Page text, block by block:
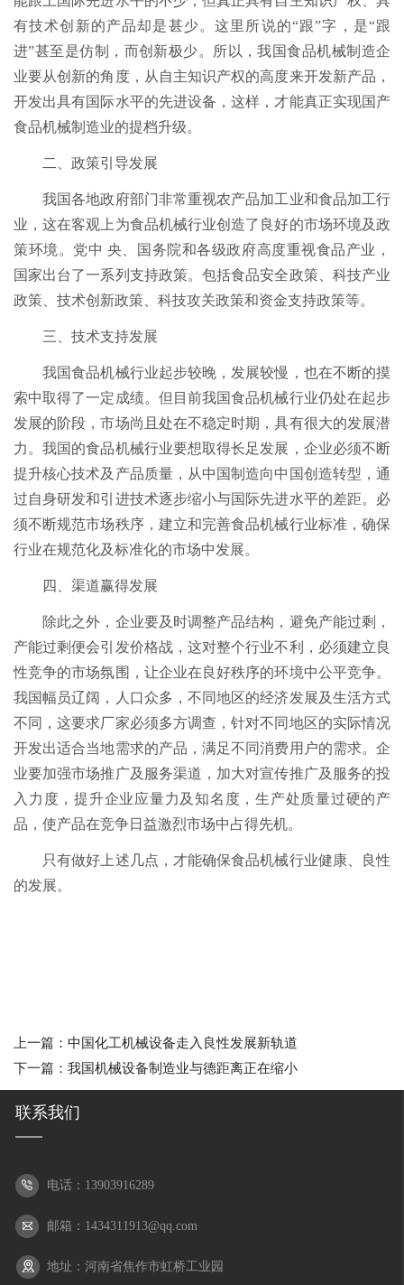
有技术创新的产品却是甚少。这里所说的“跟”字，是“跟
进”甚至是仿制，而创新极少。所以，我国食品机械制造企
业要从创新的角度，从自主知识产权的高度来开发新产品，
开发出具有国际水平的先进设备，这样，才能真正实现国产
食品机械制造业的提档升级。
二、政策引导发展
我国各地政府部门非常重视农产品加工业和食品加工行
业，这在客观上为食品机械行业创造了良好的市场环境及政
策环境。党中 央、国务院和各级政府高度重视食品产业，
国家出台了一系列支持政策。包括食品安全政策、科技产业
政策、技术创新政策、科技攻关政策和资金支持政策等。
三、技术支持发展
我国食品机械行业起步较晚，发展较慢，也在不断的摸
索中取得了一定成绩。但目前我国食品机械行业仍处在起步
发展的阶段，市场尚且处在不稳定时期，具有很大的发展潜
力。我国的食品机械行业要想取得长足发展，企业必须不断
提升核心技术及产品质量，从中国制造向中国创造转型，通
过自身研发和引进技术逐步缩小与国际先进水平的差距。必
须不断规范市场秩序，建立和完善食品机械行业标准，确保
行业在规范化及标准化的市场中发展。
四、渠道赢得发展
除此之外，企业要及时调整产品结构，避免产能过剩，
产能过剩便会引发价格战，这对整个行业不利，必须建立良
性竞争的市场氛围，让企业在良好秩序的环境中公平竞争。
我国幅员辽阔，人口众多，不同地区的经济发展及生活方式
不同，这要求厂家必须多方调查，针对不同地区的实际情况
开发出适合当地需求的产品，满足不同消费用户的需求。企
业要加强市场推广及服务渠道，加大对宣传推广及服务的投
入力度，提升企业应量力及知名度，生产处质量过硬的产
品，使产品在竞争日益激烈市场中占得先机。
只有做好上述几点，才能确保食品机械行业健康、良性
的发展。
上一篇： 中国化工机械设备走入良性发展新轨道
下一篇： 我国机械设备制造业与德距离正在缩小
联系我们
电话：13903916289
邮箱：1434311913@qq.com
地址：河南省焦作市虹桥工业园